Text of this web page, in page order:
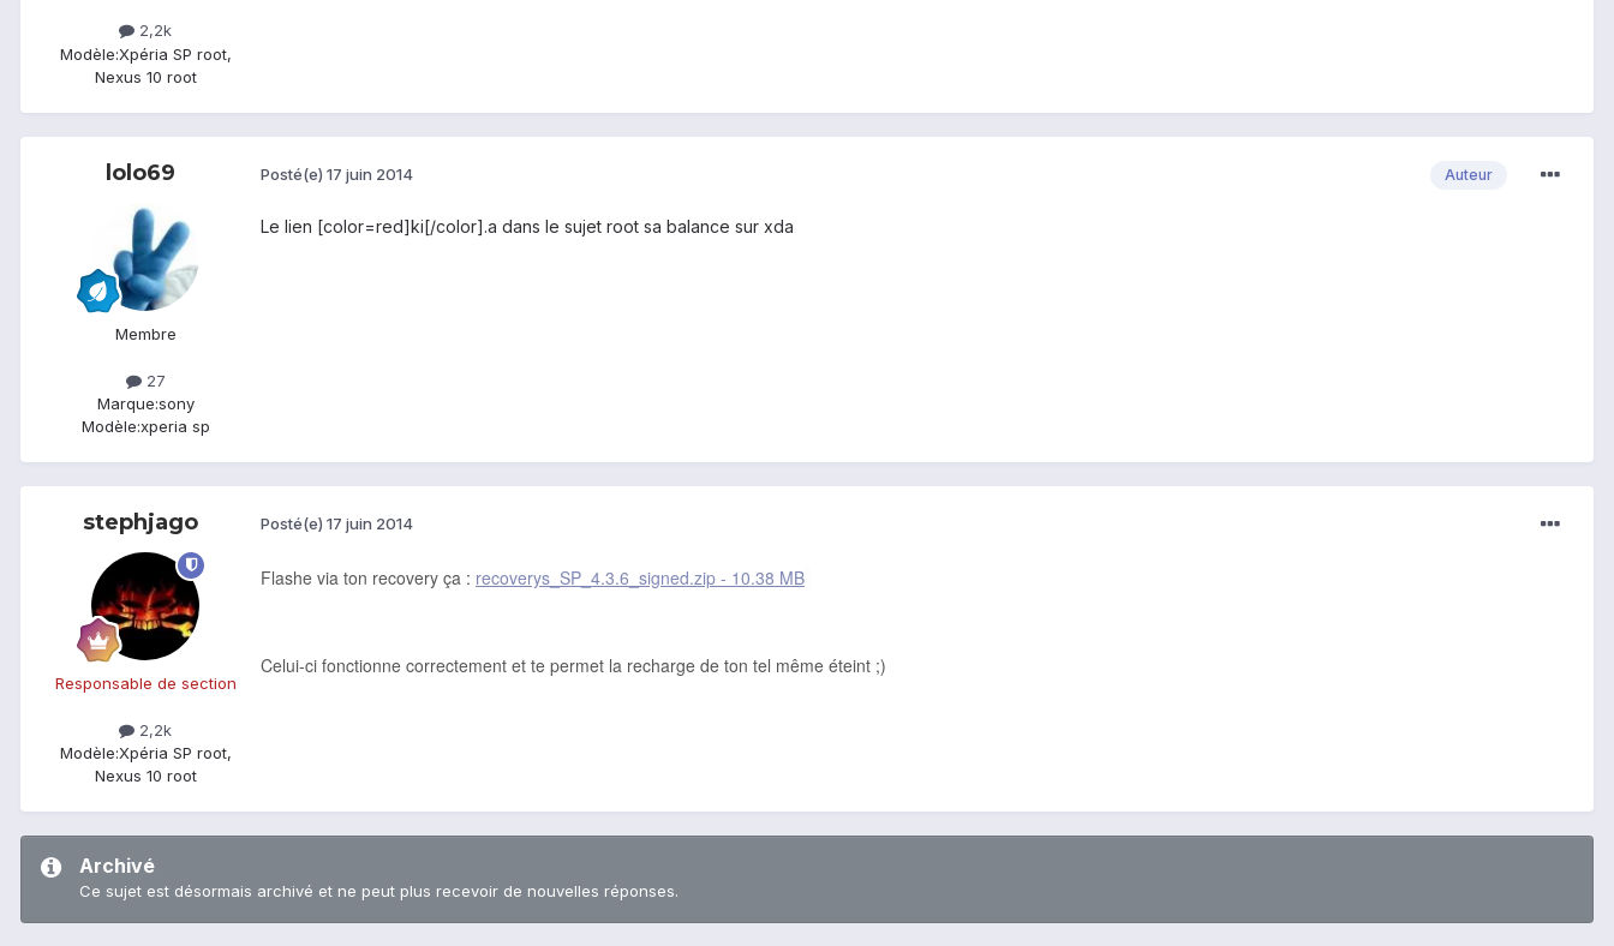
2,2k
Modèle:Xpéria SP root,
Nexus 10 root
lolo69
Membre
27
Marque:sony
Modèle:xperia sp
Auteur
Posté(e) 17 juin 2014
Le lien [color=red]ki[/color].a dans le sujet root sa balance sur xda
stephjago
Responsable de section
2,2k
Modèle:Xpéria SP root,
Nexus 10 root
Posté(e) 17 juin 2014
Flashe via ton recovery ça : recoverys_SP_4.3.6_signed.zip - 10.38 MB
Celui-ci fonctionne correctement et te permet la recharge de ton tel même éteint ;)
Archivé
Ce sujet est désormais archivé et ne peut plus recevoir de nouvelles réponses.